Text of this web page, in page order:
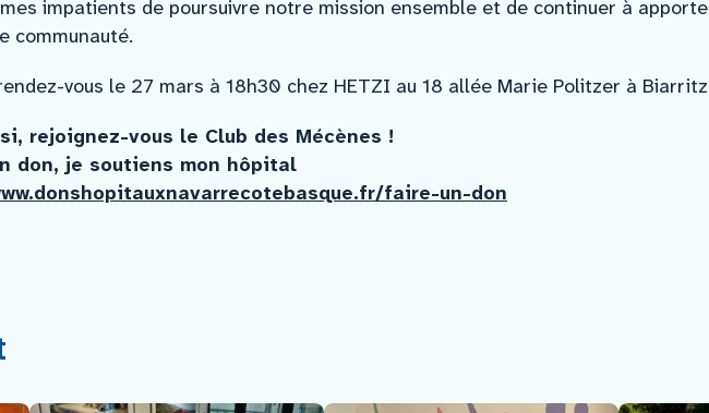
impatients de poursuivre notre mission ensemble et de continuer à
communauté.
vous le 27 mars à 18h30 chez HETZI au 18 allée Marie Politzer à
rejoignez-vous le Club des Mécènes !
don, je soutiens mon hôpital
faire-un-don